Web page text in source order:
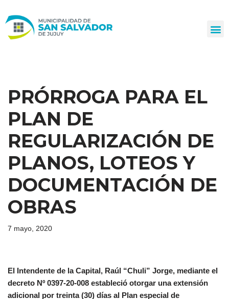
al
PRÓRROGA PARA EL
PLAN DE
REGULARIZACIÓN DE
PLANOS, LOTEOS Y
DOCUMENTACIÓN DE
OBRAS
7 mayo, 2020
El Intendente de la Capital, Raúl “Chuli” Jorge, mediante el
decreto Nº 0397-20-008 estableció otorgar una extensión
adicional por treinta (30) días al Plan especial de